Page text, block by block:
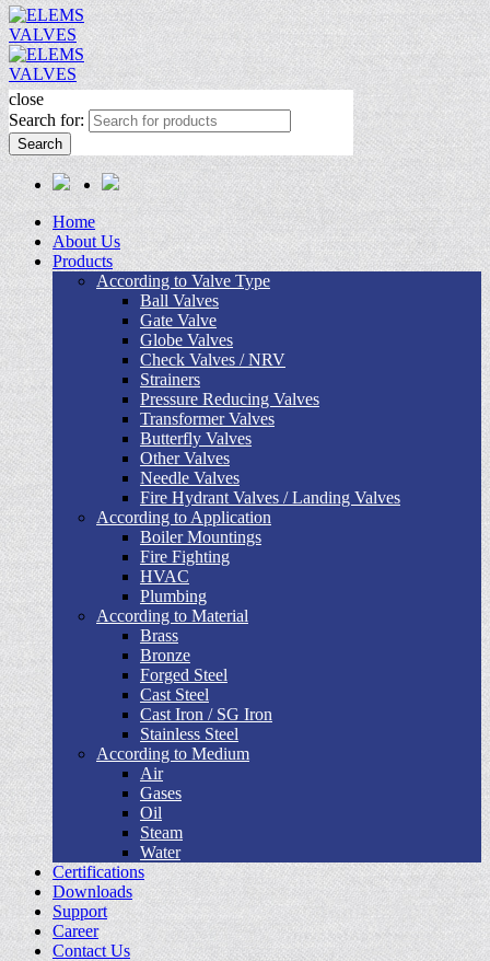
close
Search for:
Search
Home
About Us
Products
According to Valve Type
Ball Valves
Gate Valve
Globe Valves
Check Valves / NRV
Strainers
Pressure Reducing Valves
Transformer Valves
Butterfly Valves
Other Valves
Needle Valves
Fire Hydrant Valves / Landing Valves
According to Application
Boiler Mountings
Fire Fighting
HVAC
Plumbing
According to Material
Brass
Bronze
Forged Steel
Cast Steel
Cast Iron / SG Iron
Stainless Steel
According to Medium
Air
Gases
Oil
Steam
Water
Certifications
Downloads
Support
Career
Contact Us